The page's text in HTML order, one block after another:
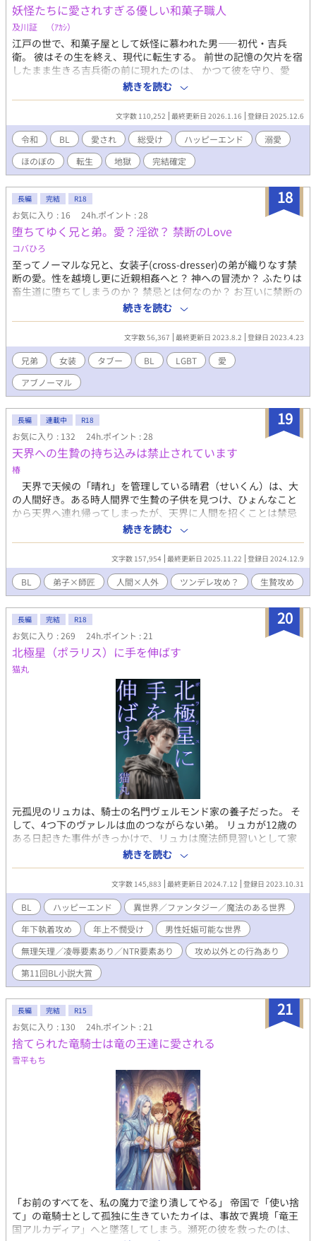
妖怪たちに愛されすぎる優しい和菓子職人
及川証 （ｱｶｼ）
江戸の世で、和菓子屋として妖怪に慕われた男――初代・吉兵
衛。 彼はその生を終え、現代に転生する。 前世の記憶の欠片を宿
したまま生きる吉兵衛の前に現れたのは、 かつて彼を守り、愛
し、そして彼のために「禁忌」を犯した妖怪たちだった。 妖怪た
ちは皆、吉兵衛に強烈な執着を抱き、 守り。愛するがゆえに罪を
抱く。 和菓子という穏やかな日常の裏で、 吉兵衛は知らない。 自
分の「優しさ」こそが、彼らを縛り、堕とした原因だったこと
を。 前世から続く因縁と歪んだ愛の行き着く先で、 吉兵衛は選択
を迫られる。 妖怪たちを救うために再び手を差し伸べるのか、 そ
れとも――愛するがゆえに、拒むのか。 総愛され・溺愛・前世×
現代。 優しさが罪になる、和風ファンタジーBL長編。 コメデ
ィ、ハッピーエンド。 この作品に出てくるイベント会場、観光地
は実際にあるものを使用、もしくはアレンジしております。
100％正しい物ではございません。
続きを読む
文字数 110,252 最終更新日 2026.1.16 登録日 2025.12.6
令和 BL 愛され 総受け ハッピーエンド
溺愛
ほのぼの
転生 地獄 完結確定
18
長編 完結 R18
お気に入り : 16 24h.ポイント : 28
堕ちてゆく兄と弟。愛？淫欲？ 禁断のLove
コバひろ
至ってノーマルな兄と、女装子(cross-dresser)の弟が織りなす禁
断の愛。性を越境し更に近親相姦へと？ 神への冒涜か？ ふたりは
畜生道に堕ちてしまうのか？ 禁忌とは何なのか？ お互いに禁断の
世界へ導かれ妖しくアブノーマルな恋の行方は？ 前作『女豹の恩
讐』前々作『雌蛇の罠』に続く、ジェンダーレス、ジェンダーフ
リーがテーマになります。 かなり過激な描写？も出てくると思い
ますので要注意。
続きを読む
文字数 56,367 最終更新日 2023.8.2 登録日 2023.4.23
兄弟 女装 タブー BL LGBT
愛
アブノーマル
19
長編 連載中 R18
お気に入り : 132 24h.ポイント : 28
天界への生贄の持ち込みは禁止されています
椿
天界で天候の「晴れ」を管理している晴君（せいくん）は、大
の人間好き。ある時人間界で生贄の子供を見つけ、ひょんなこと
から天界へ連れ帰ってしまったが、天界に人間を招くことは禁忌
であった。 他の天人にバレないよう何とか誤魔化しながら、晴
君は成長していくその人間を見守ることになる。 そしていずれ
喰われる。 生贄弟子ツンデレ攻め（人間）×師事者受け（天
人）
続きを読む
文字数 157,954 最終更新日 2025.11.22 登録日 2024.12.9
BL 弟子×師匠 人間×人外 ツンデレ攻め？ 生贄攻め
20
長編 完結 R18
お気に入り : 269 24h.ポイント : 21
北極星（ポラリス）に手を伸ばす
猫丸
元孤児のリュカは、騎士の名門ヴェルモンド家の養子だった。 そ
して、4つ下のヴァレルは血のつながらない弟。 リュカが12歳の
ある日起きた事件がきっかけで、リュカは魔法師見習いとして家
から出される。 魔力を持つリュカを、禁忌魔法を使い身体も魔力
も使役するエロア。 逃げたくても逃げられない状況の中、リュカ
は必死に自分自身の人生を取り戻そうと足掻く。 そんな中10年ぶ
りに再会したヴァレルは、まっすぐにリュカへの思いをぶつけて
きて…。 年下執着攻め（騎士）×年上不憫受け（魔法師） ⚠地雷
のある方は以下のキーワードをご確認ください⚠ ≪キーワード
≫ R18・BL・ファンタジー・攻め以外との行為あり・ムリヤ
リ・凌辱・拘束・異物挿入・NTR要素あり・男性妊娠あり・ハッ
ピーエンド ※キーワードは随時追加していきます。性描写のある
話には※をつけます。ただしゆるい性描写の場合※を付け忘れて
いることがあるかもしれません。 ※魔法のある世界観ですが、独
自の設定を多く含みます。各章の終わりに登場人物、設定等のま
とめを公開しますが、深く考えずにふわっとお楽しみいただける
と嬉しいです。 ※第11回BL小説大賞参加作品です。
続きを読む
文字数 145,883 最終更新日 2024.7.12 登録日 2023.10.31
BL ハッピーエンド
異世界／ファンタジー／魔法のある世界
年下執着攻め
年上不憫受け
男性妊娠可能な世界
無理矢理／凌辱要素あり／NTR要素あり
攻め以外との行為あり
第11回BL小説大賞
21
長編 完結 R15
お気に入り : 130 24h.ポイント : 21
捨てられた竜騎士は竜の王達に愛される
雪平もち
「お前のすべてを、私の魔力で塗り潰してやる」 帝国で「使い捨
て」の竜騎士として孤独に生きていたカイは、事故で異境「竜王
国アルカディア」へと墜落してしまう。瀕死の彼を救ったのは、